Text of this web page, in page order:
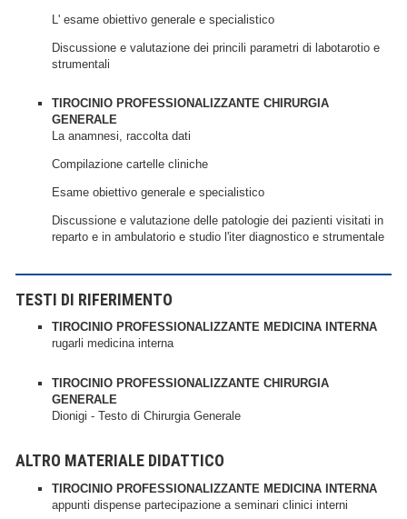
L' esame obiettivo generale e specialistico
Discussione e valutazione dei princili parametri di labotarotio e
strumentali
TIROCINIO PROFESSIONALIZZANTE CHIRURGIA
GENERALE
La anamnesi, raccolta dati
Compilazione cartelle cliniche
Esame obiettivo generale e specialistico
Discussione e valutazione delle patologie dei pazienti visitati in
reparto e in ambulatorio e studio l'iter diagnostico e strumentale
TESTI DI RIFERIMENTO
TIROCINIO PROFESSIONALIZZANTE MEDICINA INTERNA
rugarli medicina interna
TIROCINIO PROFESSIONALIZZANTE CHIRURGIA
GENERALE
Dionigi - Testo di Chirurgia Generale
ALTRO MATERIALE DIDATTICO
TIROCINIO PROFESSIONALIZZANTE MEDICINA INTERNA
appunti dispense partecipazione a seminari clinici interni